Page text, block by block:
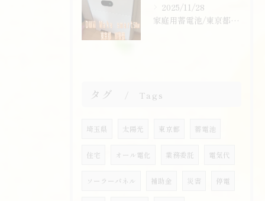
2025/11/28
家庭用蓄電池/東京都/東大和市/ご購入ありがとうございます！
タグ Tags
埼玉県 太陽光 東京都 蓄電池
住宅 オール電化 業務委託 電気代
ソーラーパネル 補助金 災害 停電